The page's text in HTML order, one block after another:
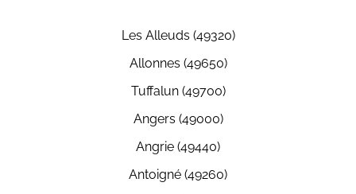
Les Alleuds (49320)
Allonnes (49650)
Tuffalun (49700)
Angers (49000)
Angrie (49440)
Antoigné (49260)